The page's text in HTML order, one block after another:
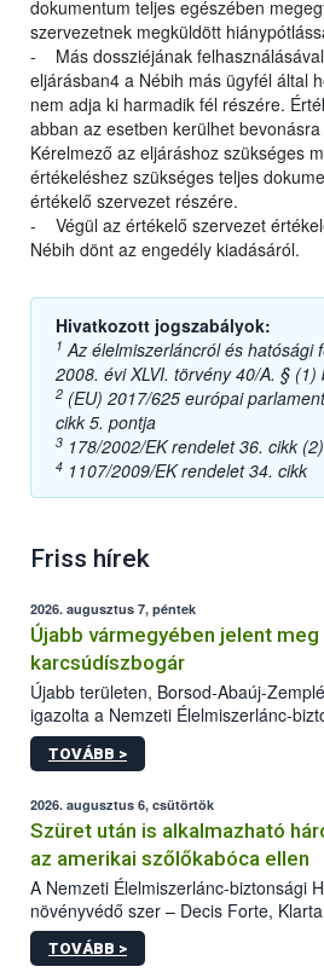
dokumentum teljes egészében
szervezetnek megküldött
- Más dossziéjának
eljárásban4 a Nébih más ügyfél által
nem adja ki harmadik fél részére.
abban az esetben kerülhet
Kérelmező az eljáráshoz szükséges
értékeléshez szükséges teljes
értékelő szervezet részére.
- Végül az értékelő szervezet
Nébih dönt az engedély kiadásáról.
Hivatkozott jogszabályok:
1 Az élelmiszerláncról és hatósági
2008. évi XLVI. törvény 40/A. § (1)
2 (EU) 2017/625 európai
cikk 5. pontja
3 178/2002/EK rendelet 36. cikk
4 1107/2009/EK rendelet 34. cikk
Friss hírek
2026. augusztus 7, péntek
Újabb vármegyében jelent
karcsúdíszbogár
Újabb területen, Borsod-Abaúj-
igazolta a Nemzeti Élelmiszerlánc-
kőrisrontó karcsúdíszbogár (Agrilus
kártevőt nem csak színcsapdában
az intenzív felderítést, emellett az
hatósággal is összehangolják a
TOVÁBB >
2026. augusztus 6, csütörtök
Szüret után is alkalmazható
az amerikai szőlőkabóca ellen
A Nemzeti Élelmiszerlánc-biztonsági
növényvédő szer – Decis Forte,
engedélyokiratát módosította, így
egészen a vesszőérettség (BBCH 91)
TOVÁBB >